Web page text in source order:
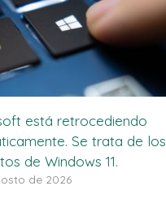
está retrocediendo
Se trata de los
de Windows 11.
de 2026